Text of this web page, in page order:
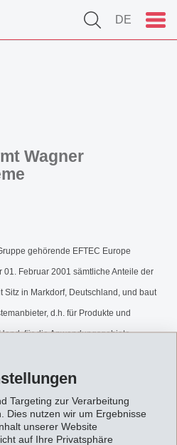
Targeting zur Verarbeitung
Dies nutzen wir um Ergebnisse
unserer Website
auf Ihre Privatsphäre
DE
Wagner
gehörende EFTEC Europe
01. Februar 2001 sämtliche Anteile der
Sitz in Markdorf, Deutschland, und baut
d.h. für Produkte und
für die Anwendungsgebiete
zur Übersicht